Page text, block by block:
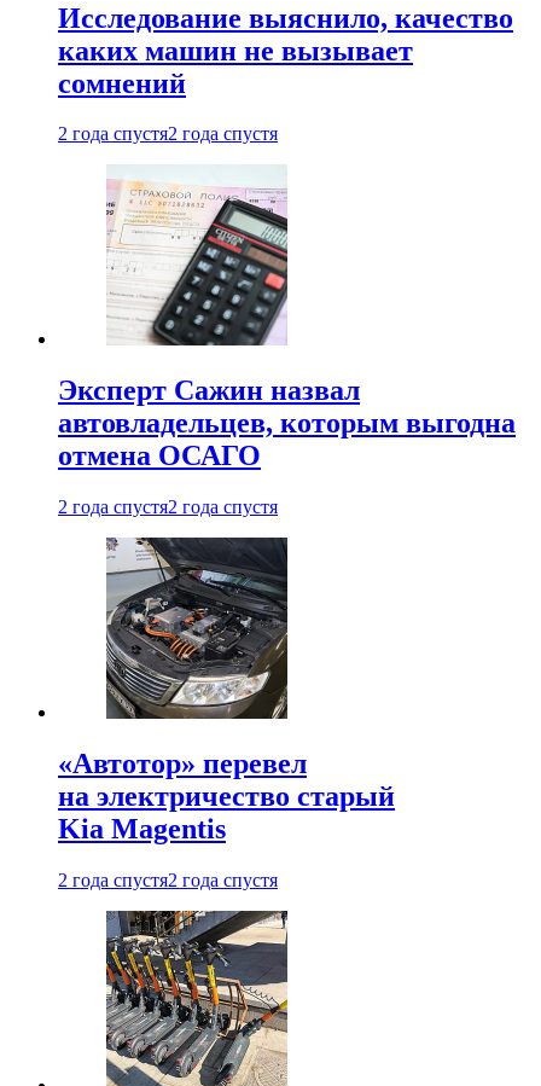
Исследование выяснило, качество
каких машин не вызывает
сомнений
2 года спустя2 года спустя
Эксперт Сажин назвал
автовладельцев, которым выгодна
отмена ОСАГО
2 года спустя2 года спустя
«Автотор» перевел
на электричество старый
Kia Magentis
2 года спустя2 года спустя